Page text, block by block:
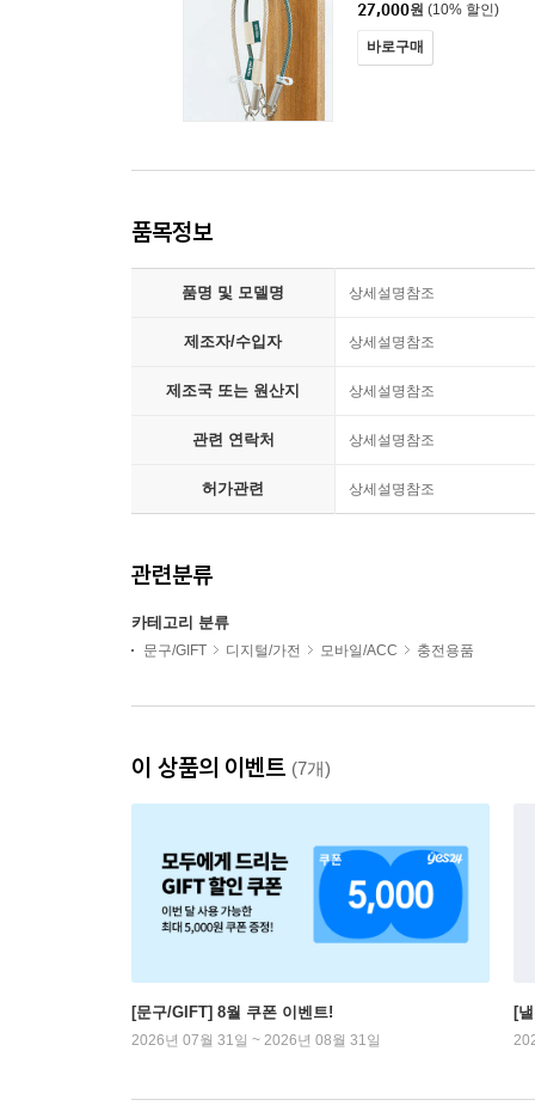
27,000원 (10% 할인)
바로구매
품목정보
품명 및 모델명 상세설명참조
제조자/수입자 상세설명참조
제조국 또는 원산지 상세설명참조
관련 연락처 상세설명참조
허가관련 상세설명참조
관련분류
카테고리 분류
문구/GIFT 디지털/가전 모바일/ACC 충전용품
이 상품의 이벤트 (7개)
[문구/GIFT] 8월 쿠폰 이벤트!
2026년 07월 31일 ~ 2026년 08월 31일
[